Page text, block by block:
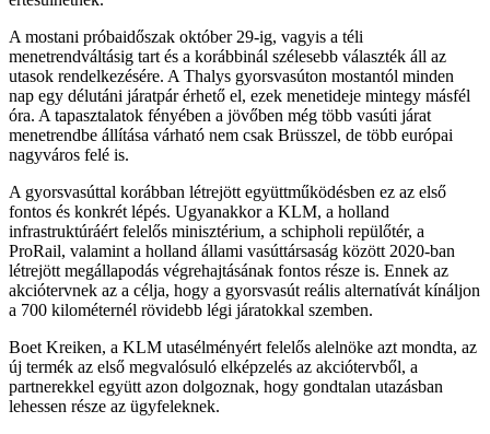
A mostani próbaidőszak október 29-ig, vagyis a téli
menetrendváltásig tart és a korábbinál szélesebb választék áll az
utasok rendelkezésére. A Thalys gyorsvasúton mostantól minden
nap egy délutáni járatpár érhető el, ezek menetideje mintegy másfél
óra. A tapasztalatok fényében a jövőben még több vasúti járat
menetrendbe állítása várható nem csak Brüsszel, de több európai
nagyváros felé is.
A gyorsvasúttal korábban létrejött együttműködésben ez az első
fontos és konkrét lépés. Ugyanakkor a KLM, a holland
infrastruktúráért felelős minisztérium, a schipholi repülőtér, a
ProRail, valamint a holland állami vasúttársaság között 2020-ban
létrejött megállapodás végrehajtásának fontos része is. Ennek az
akciótervnek az a célja, hogy a gyorsvasút reális alternatívát kínáljon
a 700 kilométernél rövidebb légi járatokkal szemben.
Boet Kreiken, a KLM utasélményért felelős alelnöke azt mondta, az
új termék az első megvalósuló elképzelés az akciótervből, a
partnerekkel együtt azon dolgoznak, hogy gondtalan utazásban
lehessen része az ügyfeleknek.